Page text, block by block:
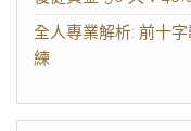
全人專業解析: 前十
練